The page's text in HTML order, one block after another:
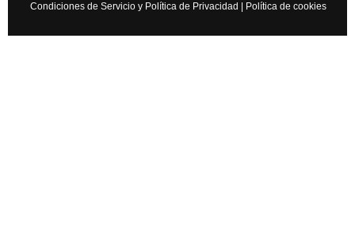
Condiciones de Servicio y Política de Privacidad Política de cookies